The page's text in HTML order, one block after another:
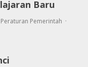
Baru
Peraturan Pemerintah